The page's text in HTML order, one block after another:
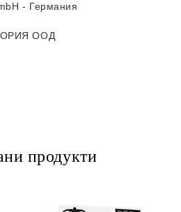
- Германия
ООД
продукти